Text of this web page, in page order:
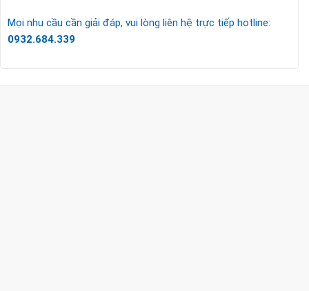
Mọi nhu cầu cần giải đáp, vui lòng liên hệ trực tiếp hotline:
0932.684.339